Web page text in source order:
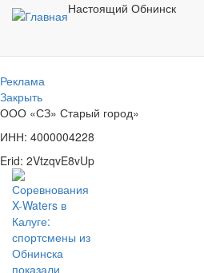
Перейти
содержанию
Настоящий Обнинск
Реклама
Закрыть
ООО «СЗ» Старый город»
ИНН: 4000004228
Erid: 2VtzqvE8vUp